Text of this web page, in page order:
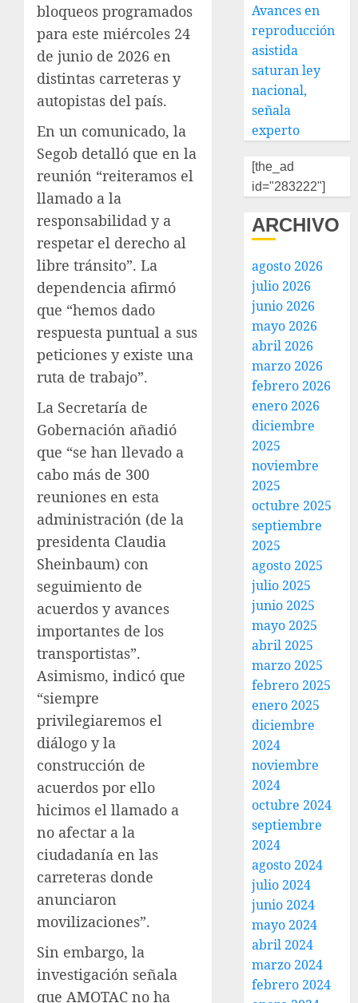
bloqueos programados
para este miércoles 24
de junio de 2026 en
distintas carreteras y
autopistas del país.
En un comunicado, la
Segob detalló que en la
reunión “reiteramos el
llamado a la
responsabilidad y a
respetar el derecho al
libre tránsito”. La
dependencia afirmó
que “hemos dado
respuesta puntual a sus
peticiones y existe una
ruta de trabajo”.
La Secretaría de
Gobernación añadió
que “se han llevado a
cabo más de 300
reuniones en esta
administración (de la
presidenta Claudia
Sheinbaum) con
seguimiento de
acuerdos y avances
importantes de los
transportistas”.
Asimismo, indicó que
“siempre
privilegiaremos el
diálogo y la
construcción de
acuerdos por ello
hicimos el llamado a
no afectar a la
ciudadanía en las
carreteras donde
anunciaron
movilizaciones”.
Sin embargo, la
investigación señala
que AMOTAC no ha
Avances en
reproducción
asistida
saturan ley
nacional,
señala
experto
[the_ad
id="283222"]
ARCHIVO
agosto 2026
julio 2026
junio 2026
mayo 2026
abril 2026
marzo 2026
febrero 2026
enero 2026
diciembre
2025
noviembre
2025
octubre 2025
septiembre
2025
agosto 2025
julio 2025
junio 2025
mayo 2025
abril 2025
marzo 2025
febrero 2025
enero 2025
diciembre
2024
noviembre
2024
octubre 2024
septiembre
2024
agosto 2024
julio 2024
junio 2024
mayo 2024
abril 2024
marzo 2024
febrero 2024